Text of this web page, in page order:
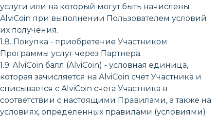
услуги или на который могут быть начислены
AlviCoin при выполнении Пользователем условий
их получения.
1.8. Покупка - приобретение Участником
Программы услуг через Партнера.
1.9. AlviCoin балл (AlviCoin) - условная единица,
которая зачисляется на AlviCoin счет Участника и
списывается с AlviCoin счета Участника в
соответствии с настоящими Правилами, а также на
условиях, определенных правилами (условиями)